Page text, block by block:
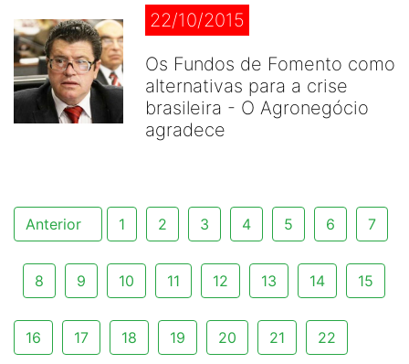
22/10/2015
Os Fundos de Fomento como
alternativas para a crise
brasileira - O Agronegócio
agradece
Anterior 1 2 3 4 5 6 7
8 9 10 11 12 13 14 15
16 17 18 19 20 21 22